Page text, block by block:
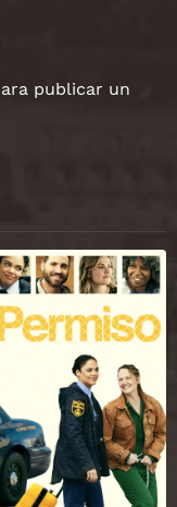
publicar un